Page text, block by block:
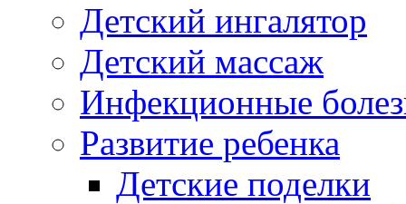
Детский ингалятор
Детский массаж
Инфекционные
Развитие ребенка
Детские поделки